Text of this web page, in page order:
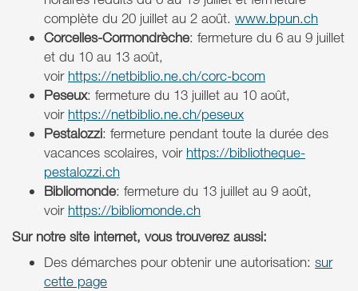
complète du 20 juillet au 2 août. www.bpun.ch
Corcelles-Cormondrèche: fermeture du 6 au 9 juillet
et du 10 au 13 août,
voir https://netbiblio.ne.ch/corc-bcom
Peseux: fermeture du 13 juillet au 10 août,
voir https://netbiblio.ne.ch/peseux
Pestalozzi: fermeture pendant toute la durée des
vacances scolaires, voir https://bibliotheque-
pestalozzi.ch
Bibliomonde: fermeture du 13 juillet au 9 août,
voir https://bibliomonde.ch
Sur notre site internet, vous trouverez aussi:
Des démarches pour obtenir une autorisation: sur
cette page